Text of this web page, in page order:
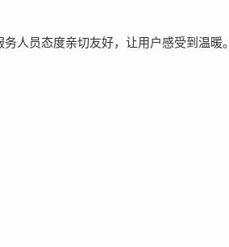
务人员态度亲切友好，让用户感受到温暖。